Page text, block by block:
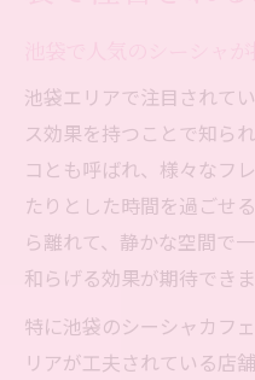
池袋エリアで注目されて
ス効果を持つことで知ら
コとも呼ばれ、様々なフ
たりとした時間を過ごせ
ら離れて、静かな空間で
和らげる効果が期待できま
特に池袋のシーシャカフ
リアが工夫されている店